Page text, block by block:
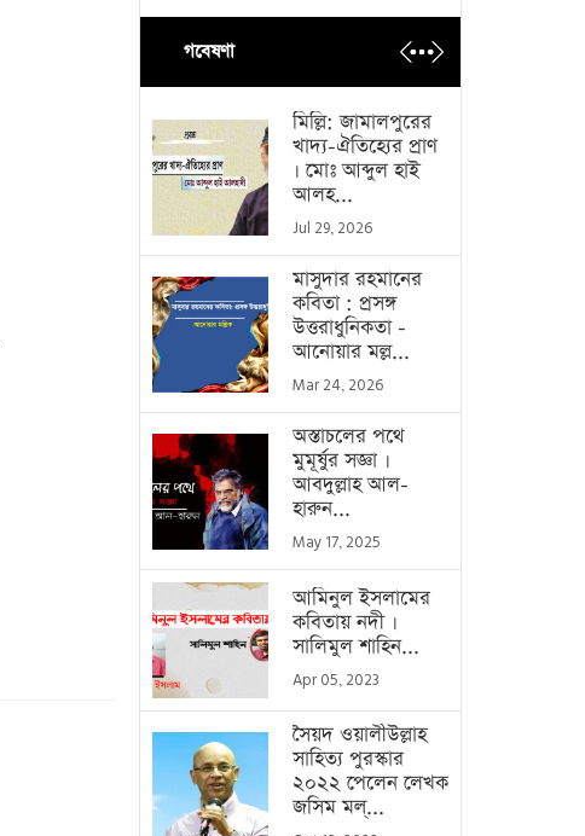
গবেষণা
মিল্লি: জামালপুরের
খাদ্য-ঐতিহ্যের প্রাণ
। মোঃ আব্দুল হাই
আলহ...
Jul 29, 2026
মাসুদার রহমানের
কবিতা : প্রসঙ্গ
উত্তরাধুনিকতা -
আনোয়ার মল্ল...
Mar 24, 2026
অস্তাচলের পথে
মুমূর্ষুর সজ্ঞা ।
আবদুল্লাহ আল-
হারুন...
May 17, 2025
আমিনুল ইসলামের
কবিতায় নদী ।
সালিমুল শাহিন...
Apr 05, 2023
সৈয়দ ওয়ালীউল্লাহ
সাহিত্য পুরস্কার
২০২২ পেলেন লেখক
জসিম মল্...